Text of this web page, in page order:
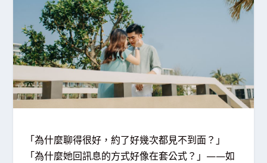
「為什麼聊得很好，約了好幾次都見不到面？」
「為什麼她回訊息的方式好像在套公式？」——如